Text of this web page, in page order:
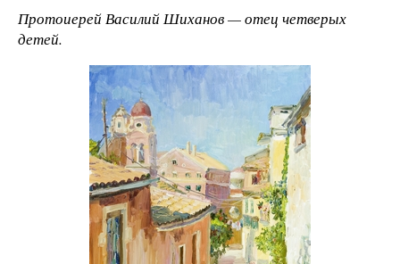
Протоиерей Василий Шиханов — отец четверых
детей.